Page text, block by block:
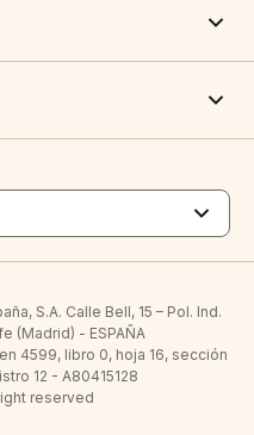
S.A. Calle Bell, 15 – Pol. Ind.
(Madrid) - ESPAÑA
4599, libro 0, hoja 16, sección
12 - A80415128
reserved